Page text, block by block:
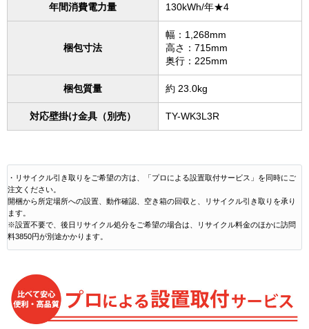
年間消費電力量 130kWh/年★4
梱包寸法
幅：1,268mm
高さ：715mm
奥行：225mm
梱包質量 約 23.0kg
対応壁掛け金具（別売） TY-WK3L3R
・リサイクル引き取りをご希望の方は、「プロによる設置取付サービス」を同時にご
注文ください。
開梱から所定場所への設置、動作確認、空き箱の回収と、リサイクル引き取りを承り
ます。
※設置不要で、後日リサイクル処分をご希望の場合は、リサイクル料金のほかに訪問
料3850円が別途かかります。